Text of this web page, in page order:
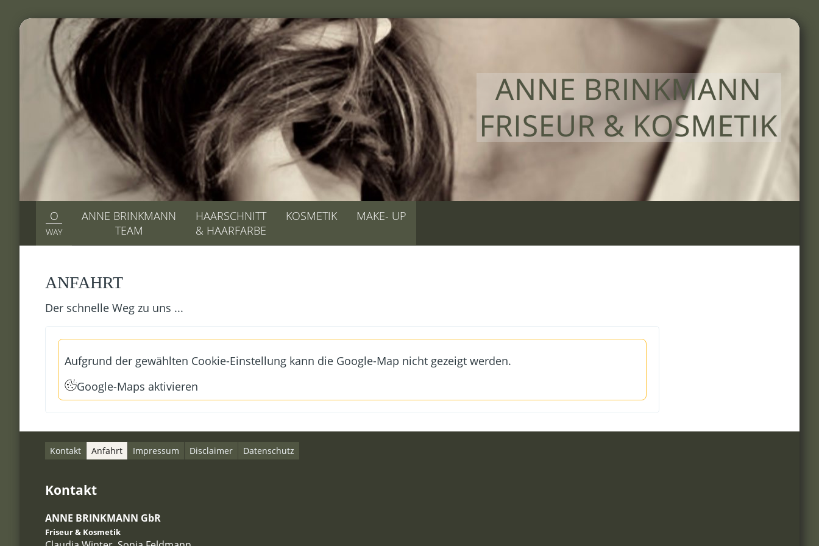
O
WAY
ANNE BRINKMANN
TEAM
HAARSCHNITT
& HAARFARBE
KOSMETIK MAKE- UP
ANFAHRT
Der schnelle Weg zu uns ...
Aufgrund der gewählten Cookie-Einstellung kann die Google-Map nicht gezeigt werden.
Google-Maps aktivieren
Kontakt Anfahrt Impressum Disclaimer Datenschutz
Kontakt
ANNE BRINKMANN GbR
Friseur & Kosmetik